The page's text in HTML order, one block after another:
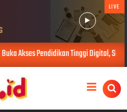
LIVE
Buka Akses Pendidikan Tinggi Digital,